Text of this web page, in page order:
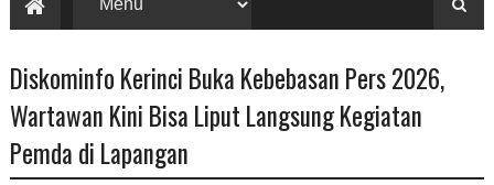
Diskominfo Kerinci Buka Kebebasan Pers 2026,
Wartawan Kini Bisa Liput Langsung Kegiatan
Pemda di Lapangan